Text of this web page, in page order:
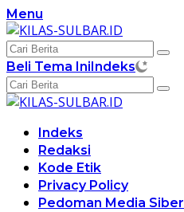
Langsung
ke
konten
Menu
Beli Tema IniIndeks
Indeks
Redaksi
Kode Etik
Privacy Policy
Pedoman Media Siber